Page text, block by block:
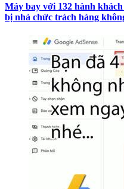
Máy bay với 132 hành
bị nhà chức trách hàng